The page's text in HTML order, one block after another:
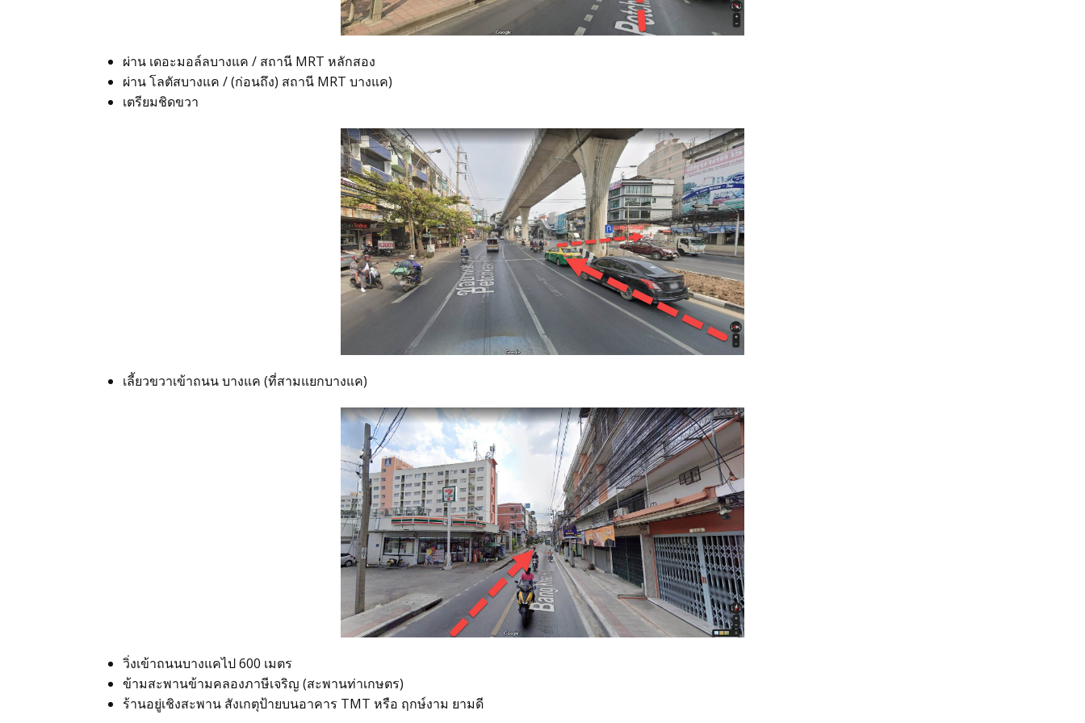
ผ่าน เดอะมอล์ลบางแค / สถานี MRT หลักสอง
ผ่าน โลตัสบางแค / (ก่อนถึง) สถานี MRT บางแค)
เตรียมชิดขวา
เลี้ยวขวาเข้าถนน บางแค (ที่สามแยกบางแค)
วิ่งเข้าถนนบางแคไป 600 เมตร
ข้ามสะพานข้ามคลองภาษีเจริญ (สะพานท่าเกษตร)
ร้านอยู่เชิงสะพาน สังเกตุป้ายบนอาคาร TMT หรือ ฤกษ์งาม ยามดี